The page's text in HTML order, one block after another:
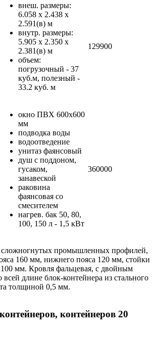
внеш. размеры:
6.058 х 2.438 х
2.591(в) м
внутр. размеры:
5.905 х 2.350 х
2.381(в) м
объем:
погрузочный - 37
куб.м, полезный -
33.2 куб. м
129900
окно ПВХ 600х600
мм
подводка воды
водоотведение
унитаз фаянсовый
душ с поддоном,
гусаком,
занавеской
раковина
фаянсовая со
смесителем
нагрев. бак 50, 80,
100, 150 л - 1,5 кВт
360000
сложногнутых промышленных профилей,
160 мм, нижнего пояса 120 мм, стойки
мм. Кровля фальцевая, с двойным
длине блок-контейнера из стального
толщиной 0,5 мм.
контейнеров 20